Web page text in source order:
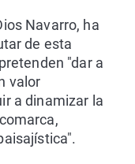
Navarro, ha
de esta
"dar a
valor
a dinamizar la